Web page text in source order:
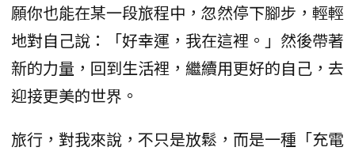
願你也能在某一段旅程中，忽然停下腳步，輕輕
地對自己說：「好幸運，我在這裡。」然後帶著
新的力量，回到生活裡，繼續用更好的自己，去
迎接更美的世界。
旅行，對我來說，不只是放鬆，而是一種「充電